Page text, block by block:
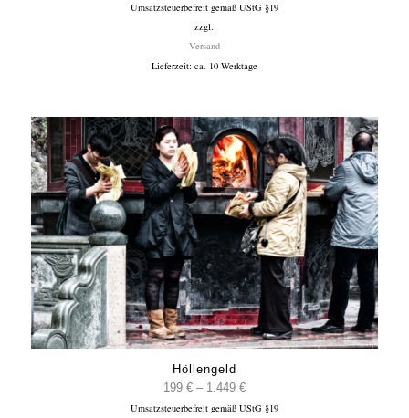
199 €
Umsatzsteuerbefreit gemäß UStG §19
zzgl.
Versand
Lieferzeit: ca. 10 Werktage
Höllengeld
199 € – 1.449 €Preisspanne:
199 €
Umsatzsteuerbefreit gemäß UStG §19